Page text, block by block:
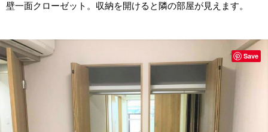
壁一面クローゼット。収納を開けると隣の部屋が見えます。
Save